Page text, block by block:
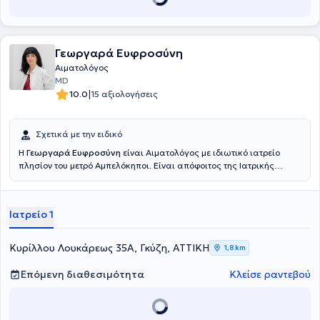
Γεωργαρά Ευφροσύνη
Αιματολόγος
MD
10.0|15 αξιολογήσεις
Σχετικά με την ειδικό
Η Γεωργαρά Ευφροσύνη είναι Αιματολόγος με ιδιωτικό ιατρείο
πλησίον του μετρό Αμπελόκηποι. Είναι απόφοιτος της Ιατρικής
Εργάστηκε ως ειδικευόμενη εσωτερικής παθολογίας στο
άσκησή της στην ειδικότητα της Παθολογίας στο ΓΝΑ Ιπποκράτειο.
Εργάστηκε στην Αιματολογική κλινική και το εξωτερικό
αιματολογικό ιατρείο στο ΓΝΑ Γ.Γεννηματάς από το 2019 έως και το
2025, όπου ειδικεύτηκε σε παθήσεις όπως το λέμφωμα, το
πολλαπλούν μυέλωμα, η λευχαιμία, το μυελοδυσπλαστικό
νεόπλασμα κ.α. Ειδικεύτηκε στη θρομβοφιλία και την αιμορραγική
και στην αιματολογία της κύησης, καθέξιν αποβολές ,
Ιατρείο 1
Κυρίλλου Λουκάρεως 35Α, Γκύζη, ΑΤΤΙΚΗ 1,8 km
Επόμενη διαθεσιμότητα Κλείσε ραντεβού